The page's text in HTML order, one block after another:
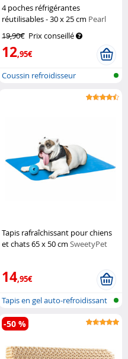
4 poches réfrigérantes
réutilisables - 30 x 25 cm Pearl
19,90€ Prix conseillé
12,95€
Coussin refroidisseur
Tapis rafraîchissant pour chiens
et chats 65 x 50 cmSweetyPet
14,95€
Tapis en gel auto-refroidissant
pou...
-50 %